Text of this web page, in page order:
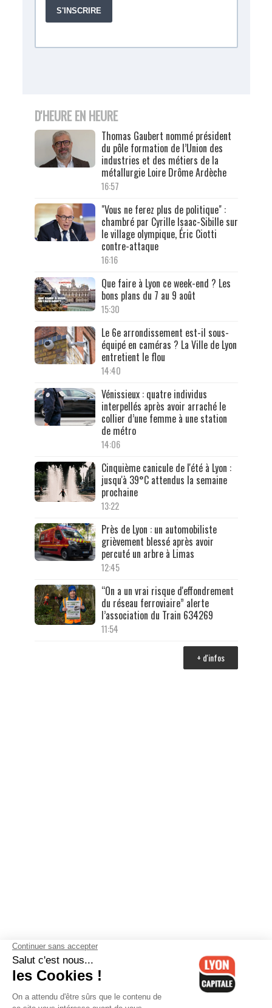
D'HEURE EN HEURE
Thomas Gaubert nommé président
du pôle formation de l’Union des
industries et des métiers de la
métallurgie Loire Drôme Ardèche
16:57
"Vous ne ferez plus de politique" :
chambré par Cyrille Isaac-Sibille sur
le village olympique, Éric Ciotti
contre-attaque
16:16
Que faire à Lyon ce week-end ? Les
bons plans du 7 au 9 août
15:30
Le 6e arrondissement est-il sous-
équipé en caméras ? La Ville de Lyon
entretient le flou
14:40
Vénissieux : quatre individus
interpellés après avoir arraché le
collier d’une femme à une station
de métro
14:06
Cinquième canicule de l'été à Lyon :
jusqu'à 39°C attendus la semaine
prochaine
13:22
Près de Lyon : un automobiliste
grièvement blessé après avoir
percuté un arbre à Limas
12:45
“On a un vrai risque d'effondrement
du réseau ferroviaire” alerte
l’association du Train 634269
11:54
+ d'infos